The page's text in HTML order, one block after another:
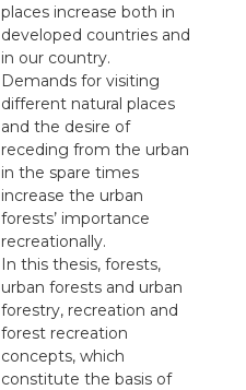
places increase both in
developed countries and
in our country.
Demands for visiting
different natural places
and the desire of
receding from the urban
in the spare times
increase the urban
forests’ importance
recreationally.
In this thesis, forests,
urban forests and urban
forestry, recreation and
forest recreation
concepts, which
constitute the basis of